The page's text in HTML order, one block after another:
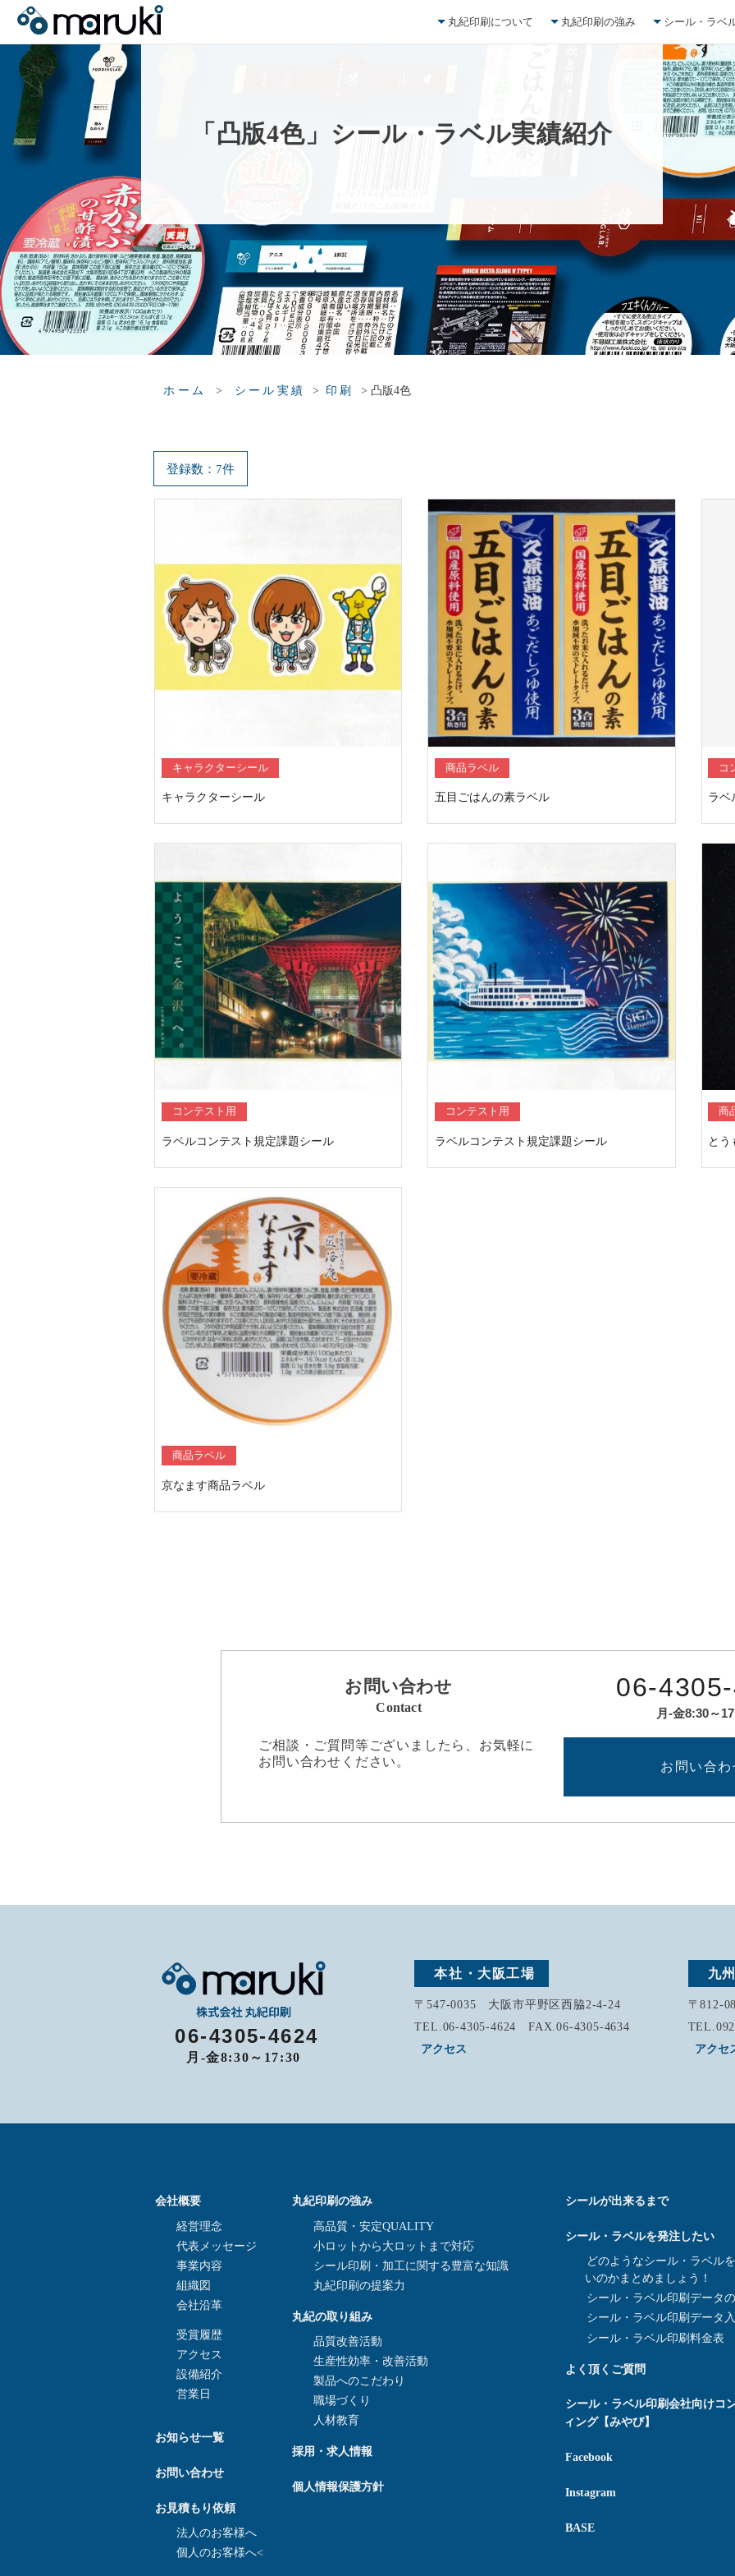
丸紀印刷について 丸紀印刷の強み シール・ラベ
「 凸版4色」 シール ・ ラベル実績紹介
ホーム > シール実績 > 印刷 > 凸版4色
登録数：7件
キャラクターシール
キャラクターシール
商品ラベル
五目ごはんの素ラベル
コ
ラベ
コンテスト用
ラベルコンテスト規定課題シール
コンテスト用
ラベルコンテスト規定課題シール
商
とう
商品ラベル
京なます商品ラベル
お問い合わせ
Contact
ご相談・ご質問等ございましたら、お気軽に
お問い合わせください。
06-
月-金8:30～
お問い合わ
06-4305-4624
月-金8:30～17:30
本社・大阪工場
〒547-0035 大阪市平野区西脇2-4-24
TEL.06-4305-4624 FAX.06-4305-4634
アクセス
九
〒812-
アクセ
会社概要
経営理念
代表メッセージ
事業内容
組織図
会社沿革
受賞履歴
アクセス
設備紹介
営業日
お知らせ一覧
お問い合わせ
お見積もり依頼
法人のお客様へ
個人のお客様へ<
丸紀印刷の強み
高品質・安定QUALITY
小ロットから大ロットまで対応
シール印刷・加工に関する豊富な知識
丸紀印刷の提案力
丸紀の取り組み
品質改善活動
生産性効率・改善活動
製品へのこだわり
職場づくり
人材教育
採用・求人情報
個人情報保護方針
シールが出来るまで
シール・ラベルを発注したい
どのようなシール・ラベル
いのかまとめましょう！
シール・ラベル印刷データ
シール・ラベル印刷データ
シール・ラベル印刷料金表
よく頂くご質問
シール・ラベル印刷会社向けコ
ィング【みやび】
Facebook
Instagram
BASE